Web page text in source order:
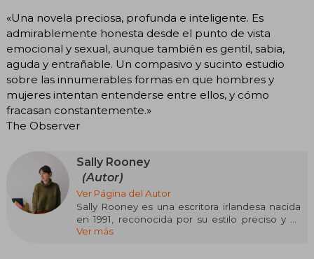
«Una novela preciosa, profunda e inteligente. Es
admirablemente honesta desde el punto de vista
emocional y sexual, aunque también es gentil, sabia,
aguda y entrañable. Un compasivo y sucinto estudio
sobre las innumerables formas en que hombres y
mujeres intentan entenderse entre ellos, y cómo
fracasan constantemente.»
The Observer
Sally Rooney
(Autor)
Ver Página del Autor
Sally Rooney es una escritora irlandesa nacida
en 1991, reconocida por su estilo preciso y su
aguda exploración de las relaciones humanas, la
Ver más